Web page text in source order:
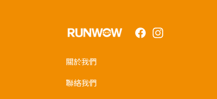
FacebookInstagram
關於我們
聯絡我們